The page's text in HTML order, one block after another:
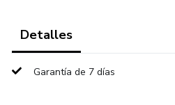
Se trata de recuperar tu valor, tu
y aplicar estrategias que
Detalles
Garantía de 7 días